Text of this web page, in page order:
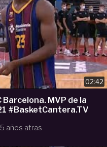
02:42
Barcelona. MVP de la
#BasketCantera.TV
5 años atras